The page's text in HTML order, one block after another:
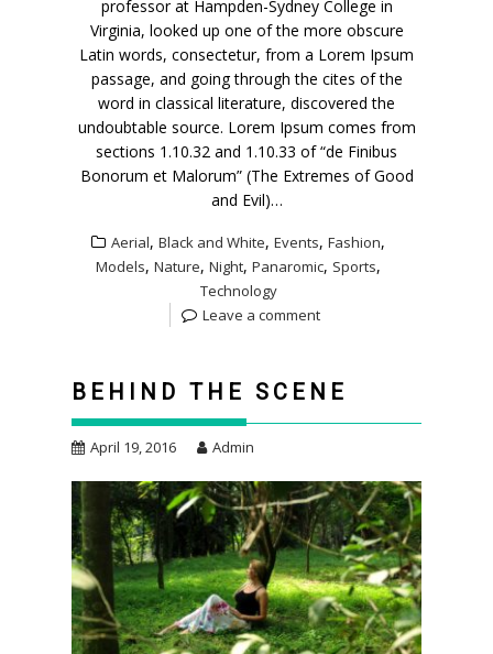
professor at Hampden-Sydney College in
Virginia, looked up one of the more obscure
Latin words, consectetur, from a Lorem Ipsum
passage, and going through the cites of the
word in classical literature, discovered the
undoubtable source. Lorem Ipsum comes from
sections 1.10.32 and 1.10.33 of “de Finibus
Bonorum et Malorum” (The Extremes of Good
and Evil)…
Aerial, Black and White, Events, Fashion,
Models, Nature, Night, Panaromic, Sports,
Technology
Leave a comment
BEHIND THE SCENE
April 19, 2016 Admin